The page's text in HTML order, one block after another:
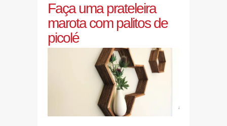
Faça uma prateleira
marota com palitos de
picolé